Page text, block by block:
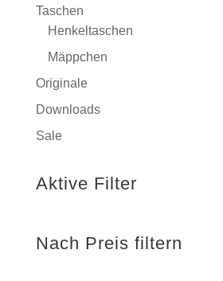
Taschen
Henkeltaschen
Mäppchen
Originale
Downloads
Sale
Aktive Filter
Nach Preis filtern